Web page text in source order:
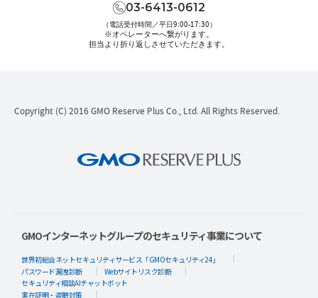
03-6413-0612
（電話受付時間／平日9:00-17:30）
※オペレーターへ繋がります。
担当より折り返しさせていただきます。
Copyright (C) 2016 GMO Reserve Plus Co., Ltd. All Rights Reserved.
GMOインターネットグループのセキュリティ事業について
世界初総合ネットセキュリティサービス「GMOセキュリティ24」
パスワード漏洩診断
Webサイトリスク診断
セキュリティ相談AIチャットボット
実在証明・盗聴対策